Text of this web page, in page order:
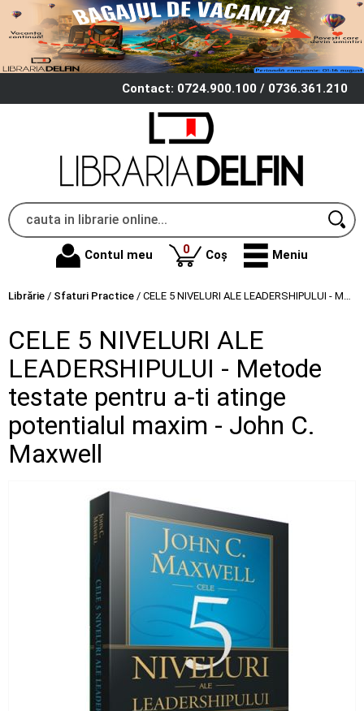
Contact: 0724.900.100 / 0736.361.210
Contul meu 0produse
Coș Meniu
Librărie / Sfaturi Practice / CELE 5 NIVELURI ALE LEADERSHIPULUI - Metode testate pentru a-ti atinge potentialul maxim - John C. Maxwell
CELE 5 NIVELURI ALE
LEADERSHIPULUI - Metode
testate pentru a-ti atinge
potentialul maxim - John C.
Maxwell